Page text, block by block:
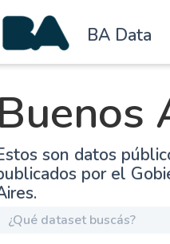
BA Data
Buenos
son datos
por el